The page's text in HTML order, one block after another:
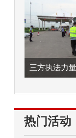
热门活动